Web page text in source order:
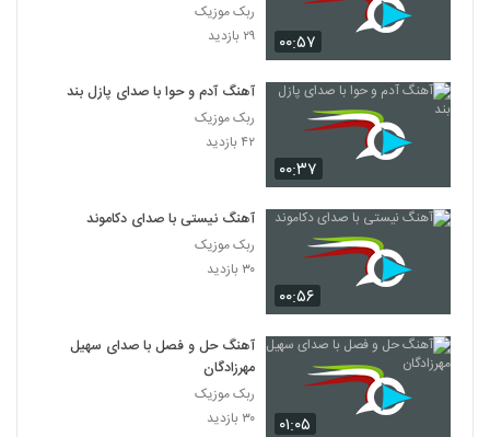
۰۰:۵۷
ربک موزیک
۲۹ بازدید
۰۰:۳۷
آهنگ آدم و حوا با صدای پازل بند
ربک موزیک
۴۲ بازدید
۰۰:۵۶
آهنگ نیستی با صدای دکاموند
ربک موزیک
۳۰ بازدید
۰۱:۰۵
آهنگ حل و فصل با صدای سهیل
مهرزادگان
ربک موزیک
۳۰ بازدید